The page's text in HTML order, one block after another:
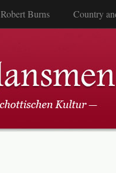
Robert Burns Country